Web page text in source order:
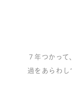
７年つかっ
過をあらわし